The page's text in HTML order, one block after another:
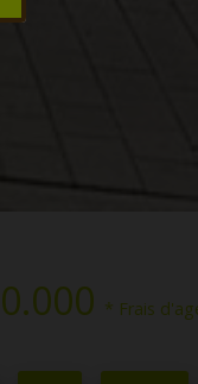
* Frais